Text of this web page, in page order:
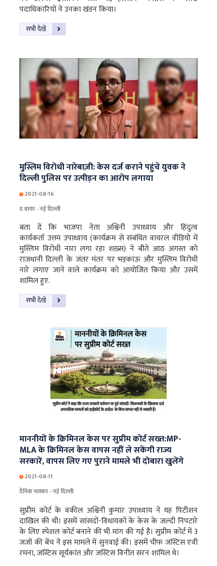
पदाधिकारियों ने उनका खंडन किया।
सभी देखें
मुस्लिम विरोधी नारेबाज़ी: केस दर्ज कराने पहुंचे युवक ने
दिल्ली पुलिस पर उत्पीड़न का आरोप लगाया
2021-08-16
द वायर - नई दिल्ली
बता दें कि भाजपा नेता अश्विनी उपाध्याय और हिंदुत्व
कार्यकर्ता उत्तम उपाध्याय (कार्यक्रम से संबंधित वायरल वीडियो में
मुस्लिम विरोधी नारा लगा रहा शख़्स) ने बीते आठ अगस्त को
राजधानी दिल्ली के जंतर मंतर पर भड़काऊ और मुस्लिम विरोधी
नारे लगाए जाने वाले कार्यक्रम को आयोजित किया और उसमें
शामिल हुए.
सभी देखें
माननीयों के क्रिमिनल केस पर सुप्रीम कोर्ट सख्त:MP-
MLA के क्रिमिनल केस वापस नहीं ले सकेंगी राज्य
सरकारें, वापस लिए गए पुराने मामले भी दोबारा खुलेंगे
2021-08-11
दैनिक भास्कर - नई दिल्ली
सुप्रीम कोर्ट के वकील अश्विनी कुमार उपाध्याय ने यह पिटीशन
दाखिल की थी। इसमें सांसदों-विधायकों के केस के जल्दी निपटारे
के लिए स्पेशल कोर्ट बनाने की भी मांग की गई है। सुप्रीम कोर्ट में 3
जजों की बेंच ने इस मामले में सुनवाई की। इसमें चीफ जस्टिस एवी
रमना, जस्टिस सूर्यकांत और जस्टिस विनीत सरन शामिल थे।